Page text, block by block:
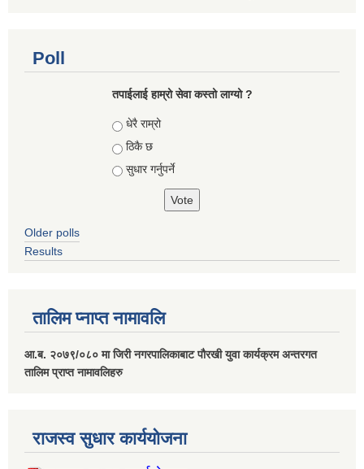
Poll
तपाईलाई हाम्रो सेवा कस्तो लाग्यो ?
Choices
धेरै राम्रो
ठिकै छ
सुधार गर्नुपर्ने
Older polls
Results
तालिम प्नाप्त नामावलि
आ.ब. २०७९/०८० मा जिरी नगरपालिकाबाट पौरखी युवा कार्यक्रम अन्तरगत
तालिम प्राप्त नामावलिहरु
राजस्व सुधार कार्ययोजना